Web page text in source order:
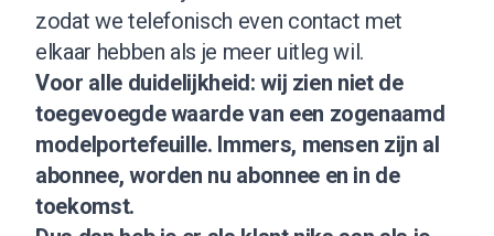
zodat we telefonisch even contact met
elkaar hebben als je meer uitleg wil.
Voor alle duidelijkheid: wij zien niet de
toegevoegde waarde van een zogenaamd
modelportefeuille. Immers, mensen zijn al
abonnee, worden nu abonnee en in de
toekomst.